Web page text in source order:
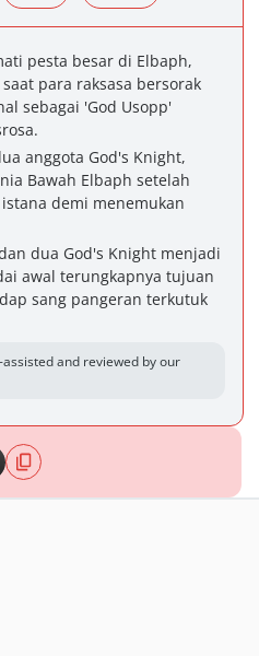
pesta besar di Elbaph,
para raksasa bersorak
sebagai 'God Usopp'
anggota God's Knight,
Bawah Elbaph setelah
demi menemukan
dua God's Knight menjadi
awal terungkapnya tujuan
sang pangeran terkutuk
and reviewed by our